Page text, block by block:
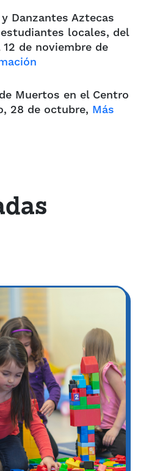
Danzantes Aztecas
locales, del
de noviembre de
Muertos en el Centro
28 de octubre, Más